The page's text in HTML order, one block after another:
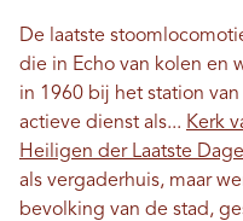
De laatste
die in Echo van kolen en
in 1960 bij het station
actieve dienst als... Kerk
Heiligen der Laatste
als vergaderhuis, maar
bevolking van de stad,